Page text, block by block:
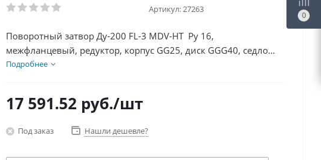
Артикул: 27263
Поворотный затвор Ду-200 FL-3 MDV-HT Ру 16,
межфланцевый, редуктор, корпус GG25, диск GGG40, седло
EPDM, Траб=+60...+115С
Подробнее
17 591.52 руб./шт
Под заказ Нашли дешевле?
0